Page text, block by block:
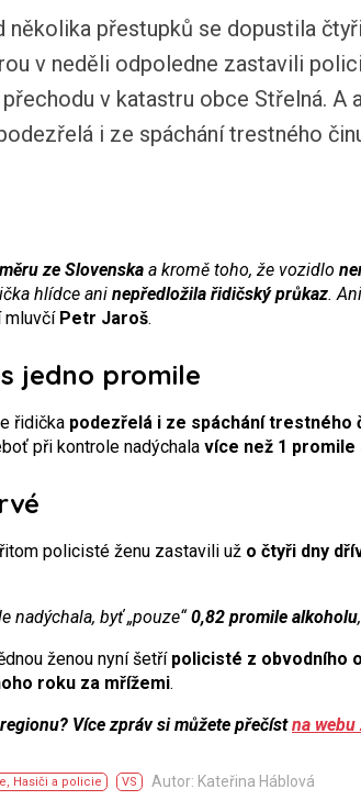
několika přestupků se dopustila
v neděli odpoledne zastavili
v katastru obce Střelná. A
i ze spáchání trestného
ze Slovenska a kromě toho, že vozidlo
hlídce ani nepředložila řidičský průkaz.
mluvčí Petr Jaroš.
jedno promile
řidička podezřelá i ze spáchání trestného
při kontrole nadýchala více než 1 promile
policisté ženu zastavili už o čtyři dny
nadýchala, byť „pouze“0,82 promile alkoholu
ženou nyní šetří policisté z obvodního
roku za mřížemi.
Více zpráv si můžete přečístna
, Hasiči a policie VS Autor: Kateřina Háblová